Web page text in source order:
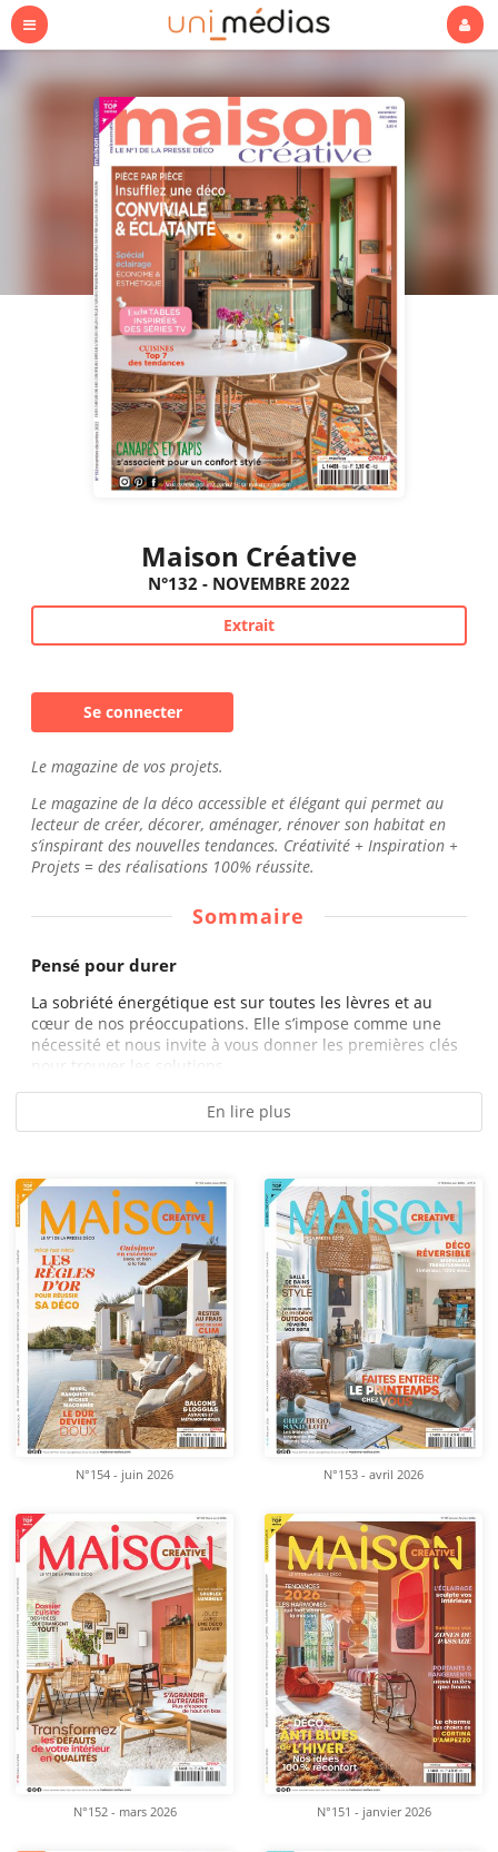
Maison Créative
N°132 - NOVEMBRE 2022
Extrait
Se connecter
Le magazine de vos projets.
Le magazine de la déco accessible et élégant qui permet au
lecteur de créer, décorer, aménager, rénover son habitat en
s’inspirant des nouvelles tendances. Créativité + Inspiration +
Projets = des réalisations 100% réussite.
Sommaire
Pensé pour durer
La sobriété énergétique est sur toutes les lèvres et au
cœur de nos préoccupations. Elle s’impose comme une
nécessité et nous invite à vous donner les premières clés
pour trouver les solutions...
En lire plus
N°154 - juin 2026 N°153 - avril 2026
N°152 - mars 2026 N°151 - janvier 2026